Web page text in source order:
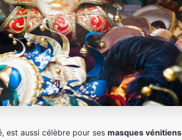
est aussi célèbre pour ses masques vénitiens